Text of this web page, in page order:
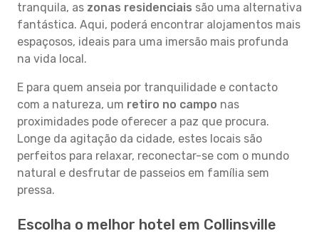
tranquila, as zonas residenciais são uma alternativa
fantástica. Aqui, poderá encontrar alojamentos mais
espaçosos, ideais para uma imersão mais profunda
na vida local.
E para quem anseia por tranquilidade e contacto
com a natureza, um retiro no campo nas
proximidades pode oferecer a paz que procura.
Longe da agitação da cidade, estes locais são
perfeitos para relaxar, reconectar-se com o mundo
natural e desfrutar de passeios em família sem
pressa.
Escolha o melhor hotel em Collinsville